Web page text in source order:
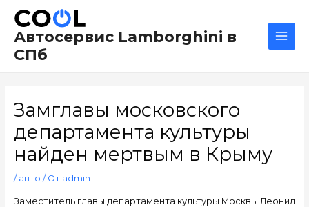
содержимому
Автосервис Lamborghini в
СПб
Замглавы московского
департамента культуры
найден мертвым в Крыму
/ авто / От admin
Заместитель главы департамента культуры Москвы Леонид
по
записям